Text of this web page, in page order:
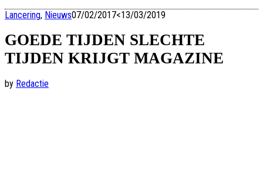
Lancering, Nieuws07/02/2017<13/03/2019
GOEDE TIJDEN SLECHTE
TIJDEN KRIJGT MAGAZINE
by Redactie